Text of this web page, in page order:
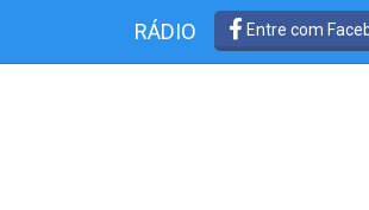
RÁDIO Entre com